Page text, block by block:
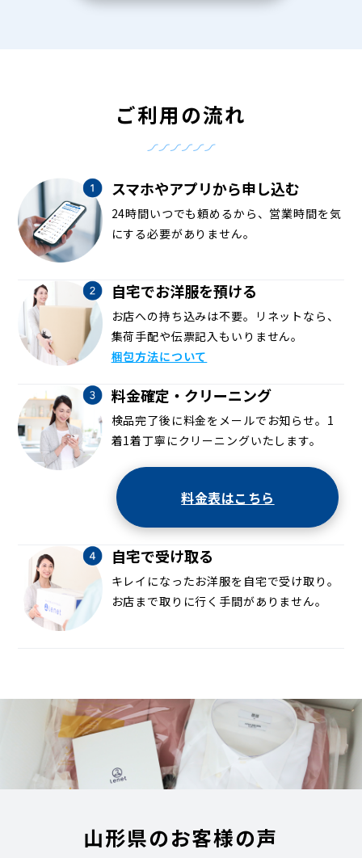
ご利用の流れ
スマホやアプリから申し込む
24時間いつでも頼めるから、営業時間を気
にする必要がありません。
自宅でお洋服を預ける
お店への持ち込みは不要。リネットなら、
集荷手配や伝票記入もいりません。
梱包方法について
料金確定・クリーニング
検品完了後に料金をメールでお知らせ。1
着1着丁寧にクリーニングいたします。
料金表はこちら
自宅で受け取る
キレイになったお洋服を自宅で受け取り。
お店まで取りに行く手間がありません。
山形県のお客様の声